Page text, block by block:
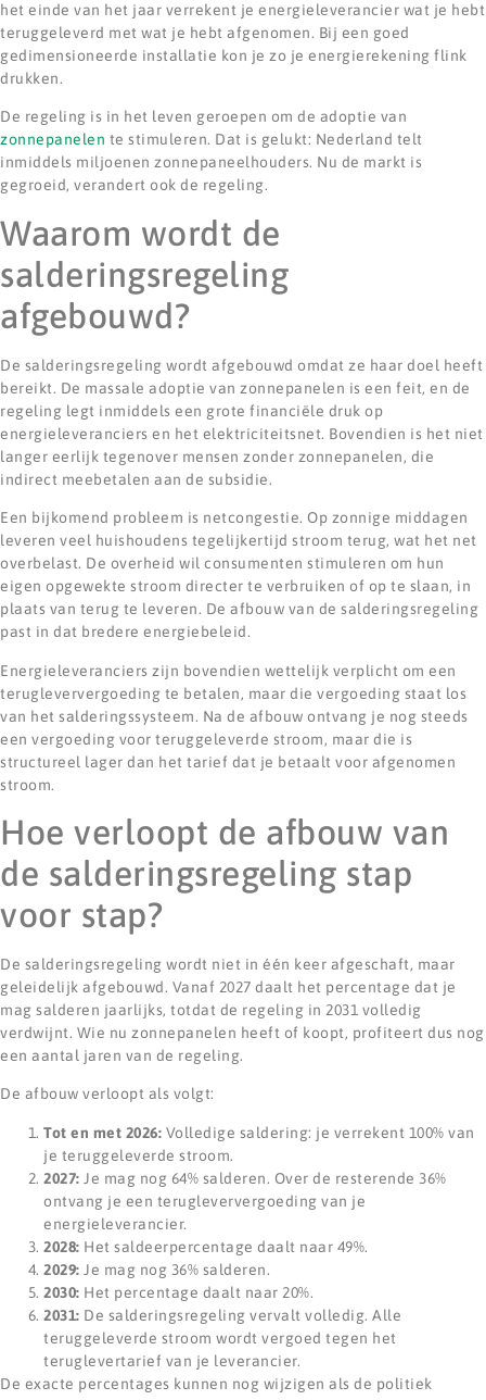
het einde van het jaar verrekent je energieleverancier wat je hebt
teruggeleverd met wat je hebt afgenomen. Bij een goed
gedimensioneerde installatie kon je zo je energierekening flink
drukken.
De regeling is in het leven geroepen om de adoptie van
zonnepanelen te stimuleren. Dat is gelukt: Nederland telt
inmiddels miljoenen zonnepaneelhouders. Nu de markt is
gegroeid, verandert ook de regeling.
Waarom wordt de
salderingsregeling
afgebouwd?
De salderingsregeling wordt afgebouwd omdat ze haar doel heeft
bereikt. De massale adoptie van zonnepanelen is een feit, en de
regeling legt inmiddels een grote financiële druk op
energieleveranciers en het elektriciteitsnet. Bovendien is het niet
langer eerlijk tegenover mensen zonder zonnepanelen, die
indirect meebetalen aan de subsidie.
Een bijkomend probleem is netcongestie. Op zonnige middagen
leveren veel huishoudens tegelijkertijd stroom terug, wat het net
overbelast. De overheid wil consumenten stimuleren om hun
eigen opgewekte stroom directer te verbruiken of op te slaan, in
plaats van terug te leveren. De afbouw van de salderingsregeling
past in dat bredere energiebeleid.
Energieleveranciers zijn bovendien wettelijk verplicht om een
terugleververgoeding te betalen, maar die vergoeding staat los
van het salderingssysteem. Na de afbouw ontvang je nog steeds
een vergoeding voor teruggeleverde stroom, maar die is
structureel lager dan het tarief dat je betaalt voor afgenomen
stroom.
Hoe verloopt de afbouw van
de salderingsregeling stap
voor stap?
De salderingsregeling wordt niet in één keer afgeschaft, maar
geleidelijk afgebouwd. Vanaf 2027 daalt het percentage dat je
mag salderen jaarlijks, totdat de regeling in 2031 volledig
verdwijnt. Wie nu zonnepanelen heeft of koopt, profiteert dus nog
een aantal jaren van de regeling.
De afbouw verloopt als volgt:
Tot en met 2026: Volledige saldering: je verrekent 100% van
je teruggeleverde stroom.
2027: Je mag nog 64% salderen. Over de resterende 36%
ontvang je een terugleververgoeding van je
energieleverancier.
2028: Het saldeerpercentage daalt naar 49%.
2029: Je mag nog 36% salderen.
2030: Het percentage daalt naar 20%.
2031: De salderingsregeling vervalt volledig. Alle
teruggeleverde stroom wordt vergoed tegen het
teruglevertarief van je leverancier.
De exacte percentages kunnen nog wijzigen als de politiek